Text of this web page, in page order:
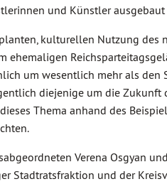
und Künstler
kulturellen Nutzung
ehemaligen
um wesentlich mehr als
diejenige um die
Thema anhand des
Verena Osgyan
Stadtratsfraktion und der